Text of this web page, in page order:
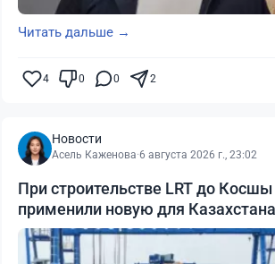
Читать дальше →
4 0 0 2
Новости
Асель Каженова·6 августа 2026 г., 23:02
При строительстве LRT до
применили новую для